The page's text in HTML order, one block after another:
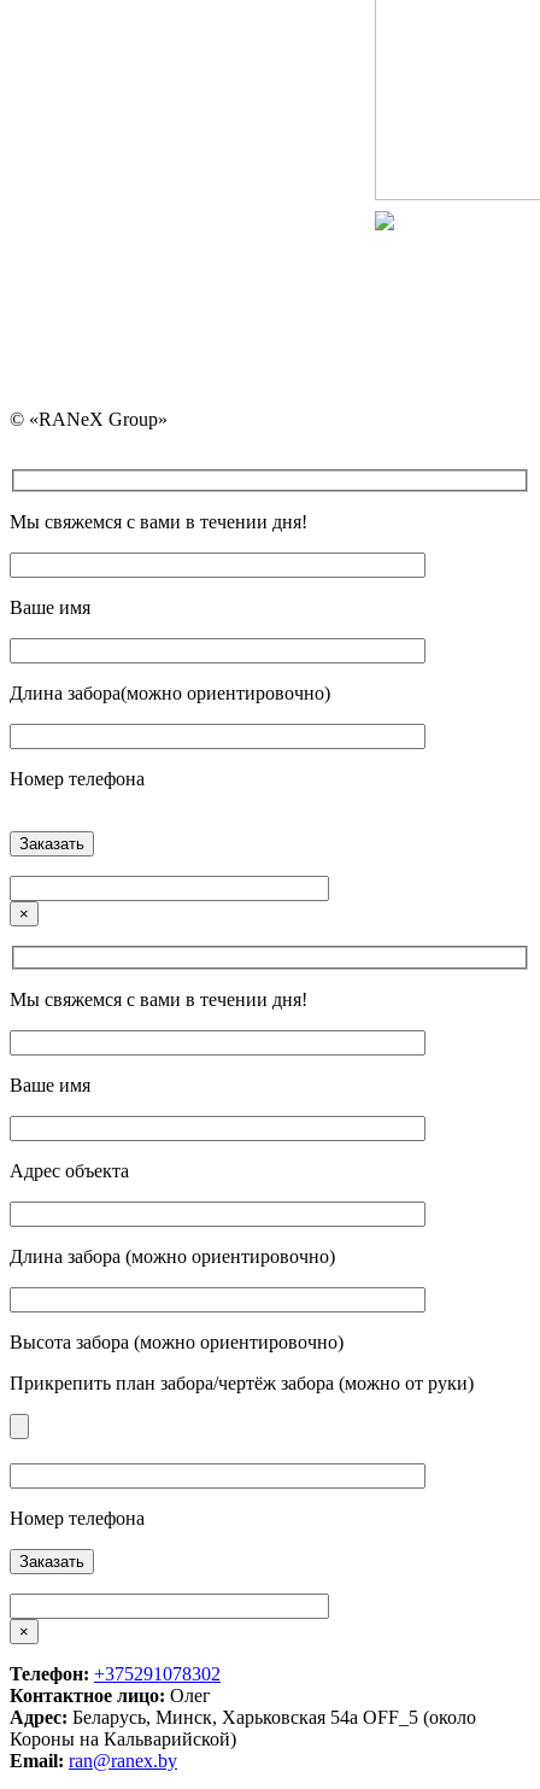
© «RANeX Group»
Мы свяжемся с вами в течении дня!
Ваше имя
Длина забора(можно ориентировочно)
Номер телефона
×
Мы свяжемся с вами в течении дня!
Ваше имя
Адрес объекта
Длина забора (можно ориентировочно)
Высота забора (можно ориентировочно)
Прикрепить план забора/чертёж забора (можно от руки)
Номер телефона
×
Телефон: +375291078302
Контактное лицо: Олег
Адрес: Беларусь, Минск, Харьковская 54а OFF_5 (около
Короны на Кальварийской)
Email: ran@ranex.by